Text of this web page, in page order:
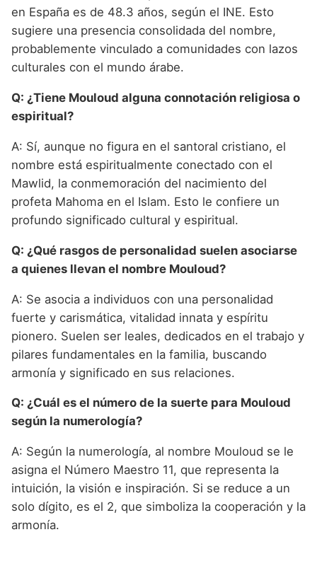
en España es de 48.3 años, según el INE. Esto
sugiere una presencia consolidada del nombre,
probablemente vinculado a comunidades con lazos
culturales con el mundo árabe.
Q: ¿Tiene Mouloud alguna connotación religiosa o
espiritual?
A: Sí, aunque no figura en el santoral cristiano, el
nombre está espiritualmente conectado con el
Mawlid, la conmemoración del nacimiento del
profeta Mahoma en el Islam. Esto le confiere un
profundo significado cultural y espiritual.
Q: ¿Qué rasgos de personalidad suelen asociarse
a quienes llevan el nombre Mouloud?
A: Se asocia a individuos con una personalidad
fuerte y carismática, vitalidad innata y espíritu
pionero. Suelen ser leales, dedicados en el trabajo y
pilares fundamentales en la familia, buscando
armonía y significado en sus relaciones.
Q: ¿Cuál es el número de la suerte para Mouloud
según la numerología?
A: Según la numerología, al nombre Mouloud se le
asigna el Número Maestro 11, que representa la
intuición, la visión e inspiración. Si se reduce a un
solo dígito, es el 2, que simboliza la cooperación y la
armonía.